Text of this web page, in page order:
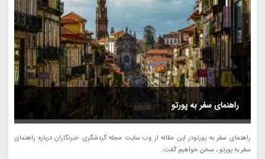
راهنمای سفر به پورتو
راهنمای سفر به پورتودر این مقاله از وب سایت مجله گردشگری خبرنگاران درباره راهنمای
سفر به پورتو ، سخن خواهیم گفت.